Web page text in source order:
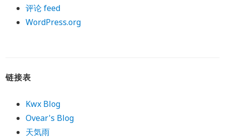
评论 feed
WordPress.org
链接表
Kwx Blog
Ovear's Blog
天気雨